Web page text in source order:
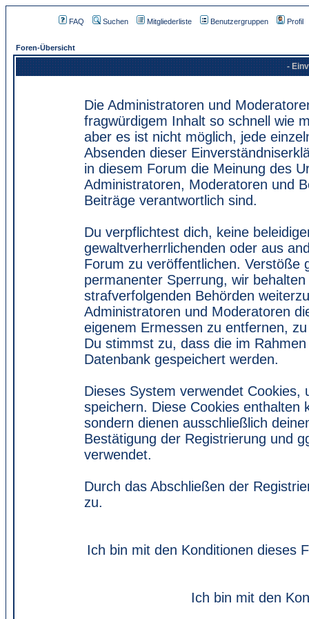
FAQ Suchen Mitgliederliste Benutzergruppen Profil
Foren-Übersicht
-
Die Administratoren und
fragwürdigem Inhalt so schnell wie
aber es ist nicht möglich, jede
Absenden dieser
in diesem Forum die Meinung des
Administratoren, Moderatoren und
Beiträge verantwortlich sind.
Du verpflichtest dich, keine
gewaltverherrlichenden oder aus
Forum zu veröffentlichen. Verstöße
permanenter Sperrung, wir
strafverfolgenden Behörden
Administratoren und Moderatoren
eigenem Ermessen zu entfernen,
Du stimmst zu, dass die im
Datenbank gespeichert werden.
Dieses System verwendet
speichern. Diese Cookies enthalten
sondern dienen ausschließlich
Bestätigung der Registrierung und
verwendet.
Durch das Abschließen der
zu.
Ich bin mit den Konditionen dieses
Ich bin mit den